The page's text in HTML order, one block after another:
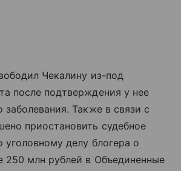
Чекалину из-под
после подтверждения у нее
заболевания. Также в связи с
приостановить судебное
уголовному делу блогера о
250 млн рублей в Объединенные